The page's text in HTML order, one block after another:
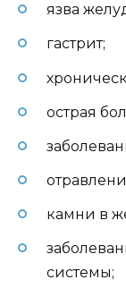
язва
гастрит;
острая
камни в
системы;